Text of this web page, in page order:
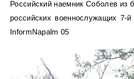
Российский наемник Соболев из
российских военнослужащих
InformNapalm 05